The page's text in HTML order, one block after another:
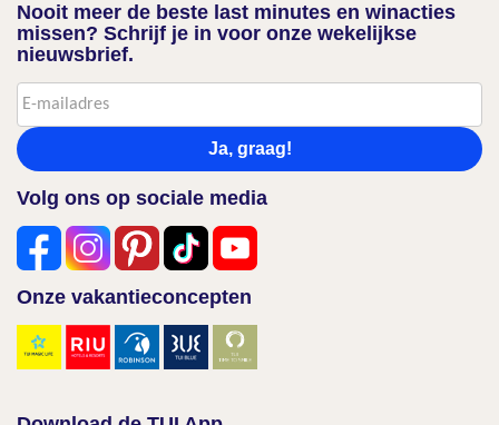
Nooit meer de beste last minutes en winacties
missen? Schrijf je in voor onze wekelijkse
nieuwsbrief.
Ja, graag!
Volg ons op sociale media
Onze vakantieconcepten